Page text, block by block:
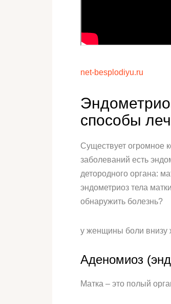
net-besplodiyu.ru
способы
Существует огромное
заболеваний есть
детородного органа:
эндометриоз тела
обнаружить болезнь?
у женщины боли внизу
Аденомиоз
Матка – это полый